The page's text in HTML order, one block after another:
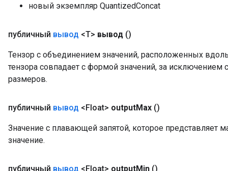
новый экземпляр QuantizedConcat
публичный вывод <T> вывод ()
Тензор с объединением значений, расположенных
тензора совпадает с формой значений, за исключением
размеров.
публичный вывод <Float> outputMax ()
Значение с плавающей запятой, которое представляет
значение.
публичный вывод <Float> outputMin ()